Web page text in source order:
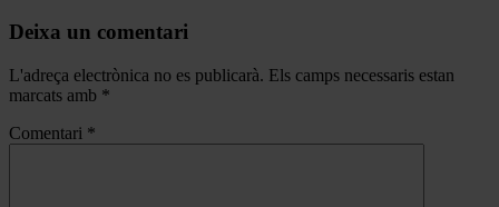
Deixa un comentari
L'adreça electrònica no es publicarà. Els camps necessaris estan
marcats amb *
Comentari *